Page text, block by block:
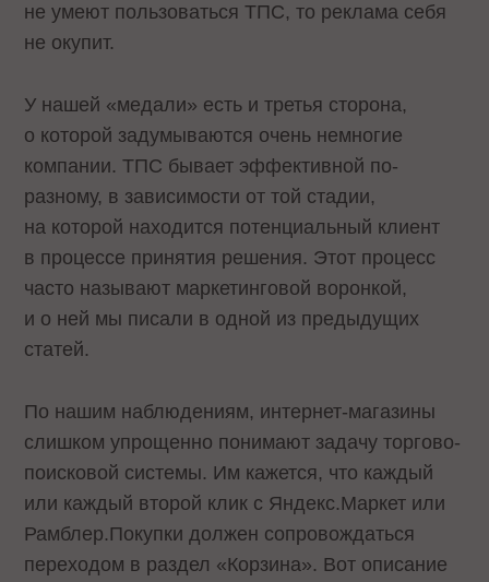
не умеют пользоваться ТПС, то реклама себя
не окупит.
У нашей «медали» есть и третья сторона,
о которой задумываются очень немногие
компании. ТПС бывает эффективной по-
разному, в зависимости от той стадии,
на которой находится потенциальный клиент
в процессе принятия решения. Этот процесс
часто называют маркетинговой воронкой,
и о ней мы писали в одной из предыдущих
статей.
По нашим наблюдениям, интернет-магазины
слишком упрощенно понимают задачу торгово-
поисковой системы. Им кажется, что каждый
или каждый второй клик с Яндекс.Маркет или
Рамблер.Покупки должен сопровождаться
переходом в раздел «Корзина». Вот описание